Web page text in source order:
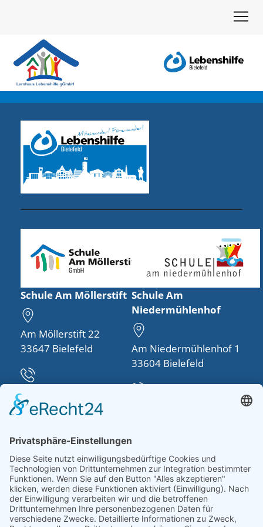
Schule Am Möllerstift
Am Möllerstift 22
33647 Bielefeld
Telefon: 0521 48950-30
info(at)schule-am-
moellerstift.de
Schule Am
Niedermühlenhof
Am Niedermühlenhof 1
33604 Bielefeld
schulleitung(at)schule-
am-
niedermuehlenhof.de